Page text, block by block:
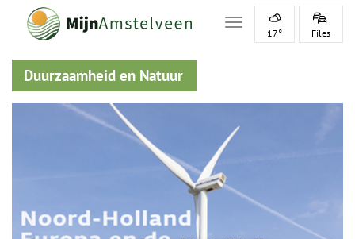
Toggle navigation
17° Files
Duurzaamheid en Natuur